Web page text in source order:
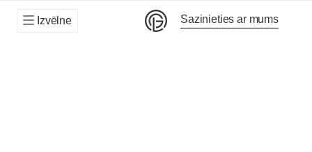
Izvēlne Sazinieties ar mums